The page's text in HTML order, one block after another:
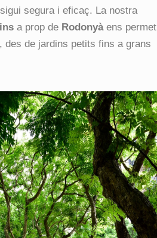
segura i eficaç. La nostra
a prop de Rodonyàens permet
des de jardins petits fins a grans